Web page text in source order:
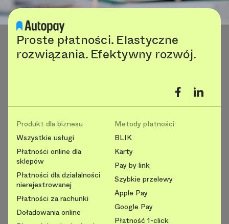
Proste płatności. Elastyczne
rozwiązania. Efektywny rozwój.
Produkt dla biznesu
Wszystkie usługi
Płatności online dla
sklepów
Płatności dla działalności
nierejestrowanej
Płatności za rachunki
Doładowania online
Metody płatności
BLIK
Karty
Pay by link
Szybkie przelewy
Apple Pay
Google Pay
Płatność 1-click